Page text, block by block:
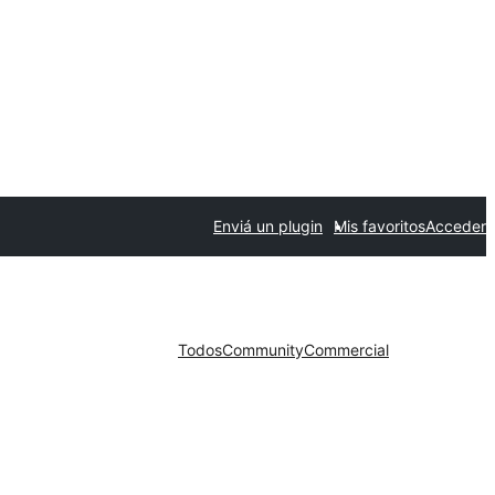
Enviá un plugin Mis favoritosAcceder
TodosCommunityCommercial